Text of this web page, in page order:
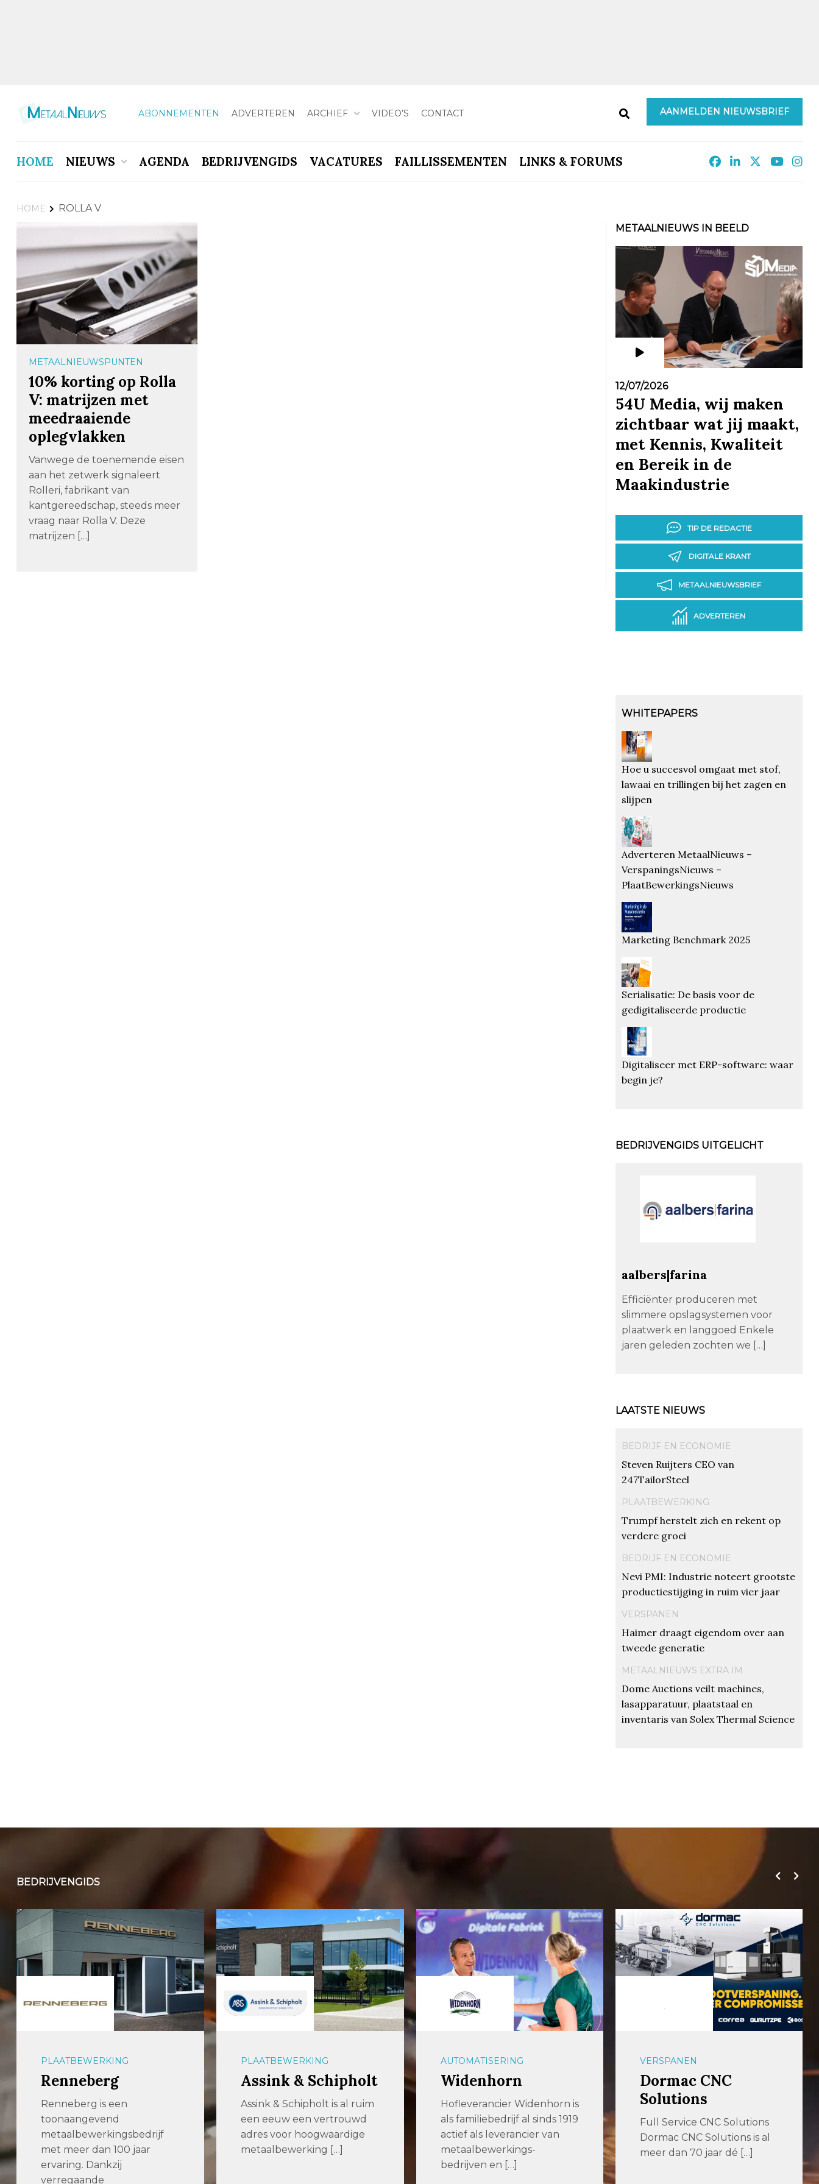
ABONNEMENTEN ADVERTEREN ARCHIEF VIDEO’S CONTACT AANMELDEN NIEUWSBRIEF
HOME NIEUWS AGENDA BEDRIJVENGIDS VACATURES FAILLISSEMENTEN LINKS & FORUMS
HOME ROLLA V
METAALNIEUWSPUNTEN
10% korting op Rolla
V: matrijzen met
meedraaiende
oplegvlakken
Vanwege de toenemende eisen
aan het zetwerk signaleert
Rolleri, fabrikant van
kantgereedschap, steeds meer
vraag naar Rolla V. Deze
matrijzen […]
METAALNIEUWS IN BEELD
12/07/2026
54U Media, wij maken
zichtbaar wat jij maakt,
met Kennis, Kwaliteit
en Bereik in de
Maakindustrie
TIP DE REDACTIE
DIGITALE KRANT
METAALNIEUWSBRIEF
ADVERTEREN
WHITEPAPERS
Hoe u succesvol omgaat met stof,
lawaai en trillingen bij het zagen en
slijpen
Adverteren MetaalNieuws –
VerspaningsNieuws –
PlaatBewerkingsNieuws
Marketing Benchmark 2025
Serialisatie: De basis voor de
gedigitaliseerde productie
Digitaliseer met ERP-software: waar
begin je?
BEDRIJVENGIDS UITGELICHT
aalbers|farina
Efficiënter produceren met
slimmere opslagsystemen voor
plaatwerk en langgoed Enkele
jaren geleden zochten we […]
LAATSTE NIEUWS
BEDRIJF EN ECONOMIE
Steven Ruijters CEO van
247TailorSteel
PLAATBEWERKING
Trumpf herstelt zich en rekent op
verdere groei
BEDRIJF EN ECONOMIE
Nevi PMI: Industrie noteert grootste
productiestijging in ruim vier jaar
VERSPANEN
Haimer draagt eigendom over aan
tweede generatie
METAALNIEUWS EXTRA IM
Dome Auctions veilt machines,
lasapparatuur, plaatstaal en
inventaris van Solex Thermal Science
BEDRIJVENGIDS
PLAATBEWERKING
Renneberg
Renneberg is een
toonaangevend
metaalbewerkingsbedrijf
met meer dan 100 jaar
ervaring. Dankzij
verregaande
PLAATBEWERKING
Assink & Schipholt
Assink & Schipholt is al ruim
een eeuw een vertrouwd
adres voor hoogwaardige
metaalbewerking […]
AUTOMATISERING
Widenhorn
Hofleverancier Widenhorn is
als familiebedrijf al sinds 1919
actief als leverancier van
metaalbewerkings-
bedrijven en […]
VERSPANEN
Dormac CNC
Solutions
Full Service CNC Solutions
Dormac CNC Solutions is al
meer dan 70 jaar dé […]